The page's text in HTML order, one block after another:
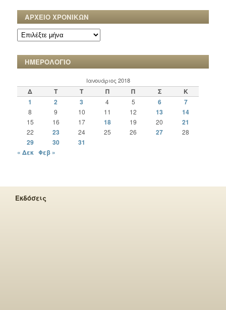
ΑΡΧΕΙΟ ΧΡΟΝΙΚΩΝ
ΑΡΧΕΙΟ
ΧΡΟΝΙΚΩΝ
ΗΜΕΡΟΛΟΓΙΟ
Ιανουάριος 2018
Δ Τ Τ Π Π Σ
Κ
1
2 3 4 5 6 7
8 9 10 11 12 13 14
15 16 17 18 19 20 21
22 23 24 25 26 27 28
29 30
31
« Δεκ Φεβ »
Εκδόσεις